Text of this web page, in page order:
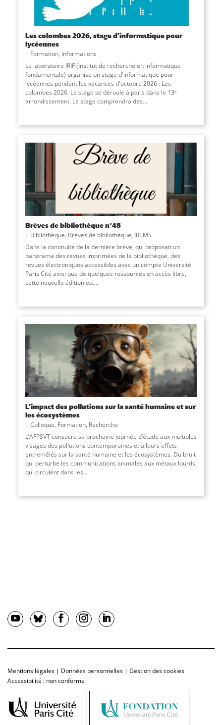
Les colombes 2026, stage d’informatique pour
lycéennes
Formation, Informations
Le laboratoire IRIF (Institut de recherche en informatique
fondamentale) organise un stage d'informatique pour
lycéennes pendant les vacances d'octobre 2026 : Les
colombes 2026. Le stage se déroule à paris dans le 13ᵉ
arrondissement. Le stage comprendra des...
Brèves de bibliothèque n°48
Bibliothèque, Brèves de bibliothèque, IREMS
Dans la continuité de la dernière brève, qui proposait un
panorama des revues imprimées de la bibliothèque, des
revues électroniques accessibles avec un compte Université
Paris Cité ainsi que de quelques ressources en accès libre,
cette nouvelle édition est...
L’impact des pollutions sur la santé humaine et sur
les écosystèmes
Colloque, Formation, Recherche
L’AFPSVT consacre sa prochaine journée d’étude aux multiples
visages des pollutions contemporaines et à leurs effets
entremêlés sur la santé humaine et les écosystèmes. Du bruit
qui perturbe les communications animales aux métaux lourds
qui circulent dans les...
Mentions légales | Données personnelles | Gestion des cookies
Accessibilité : non conforme